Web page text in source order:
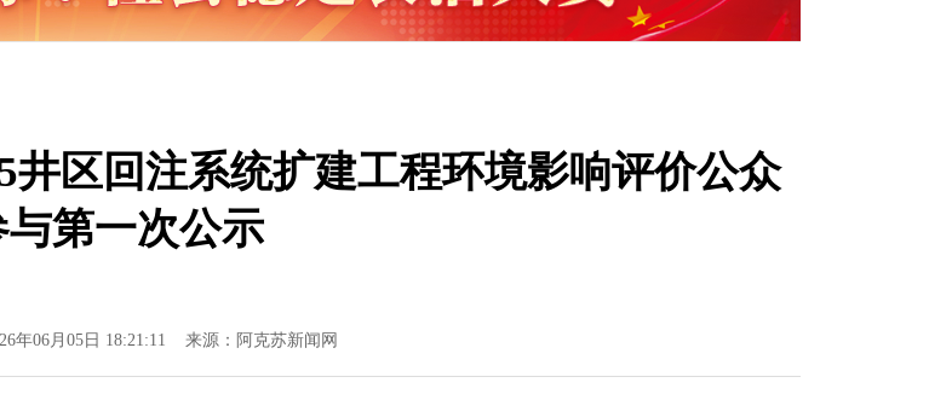
井区回注系统扩建工程环境影响评价公众
与第一次公示
年06月05日 18:21:11 来源：阿克苏新闻网